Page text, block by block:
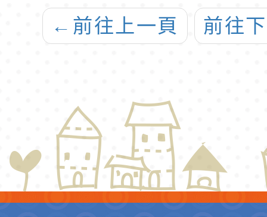
大學
「國
← 前往上一頁 前往